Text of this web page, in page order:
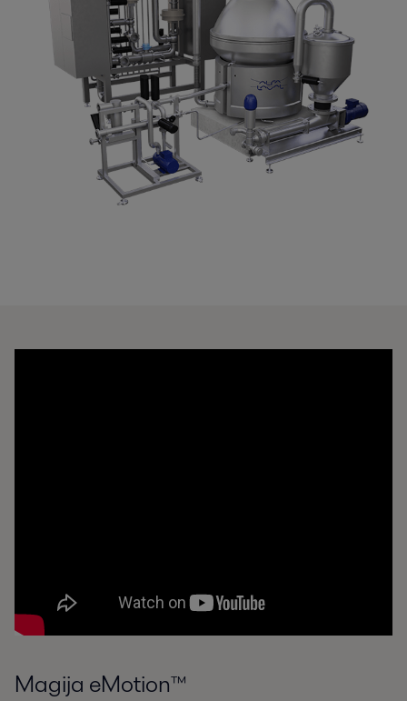
Magija eMotion™